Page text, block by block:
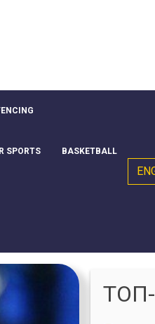
SPORTS BASKETBALL
ТОП-